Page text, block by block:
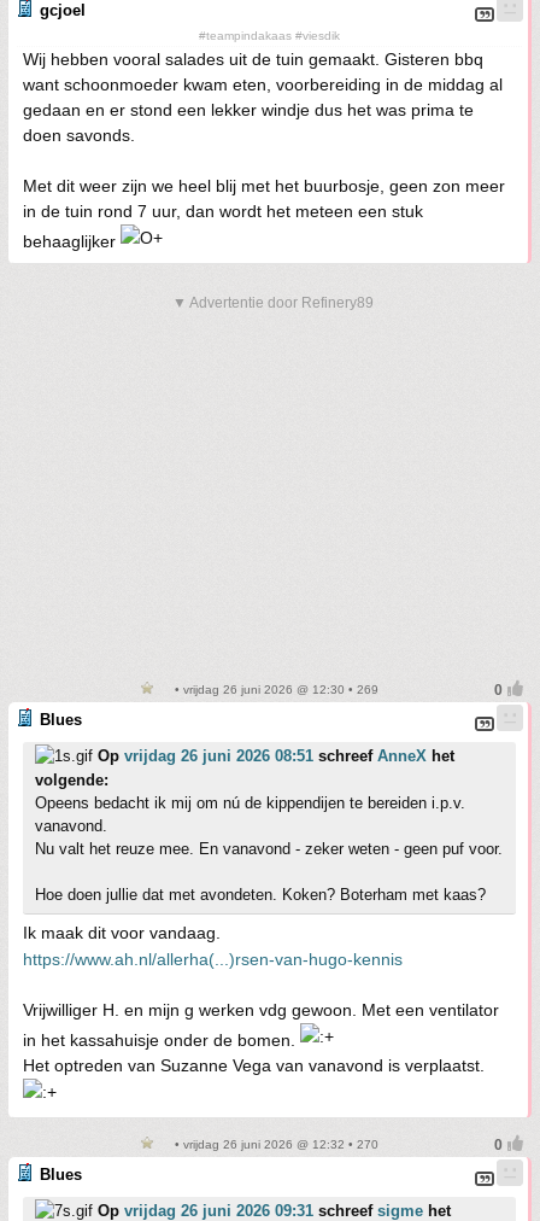
gcjoel
#teampindakaas #viesdik
Wij hebben vooral salades uit de tuin gemaakt. Gisteren bbq
want schoonmoeder kwam eten, voorbereiding in de middag al
gedaan en er stond een lekker windje dus het was prima te
doen savonds.
Met dit weer zijn we heel blij met het buurbosje, geen zon meer
in de tuin rond 7 uur, dan wordt het meteen een stuk
behaaglijker
▼ Advertentie door Refinery89
• vrijdag 26 juni 2026 @ 12:30 • 269
Blues
Op vrijdag 26 juni 2026 08:51 schreef AnneX het
volgende:
Opeens bedacht ik mij om nú de kippendijen te bereiden i.p.v.
vanavond.
Nu valt het reuze mee. En vanavond - zeker weten - geen puf voor.
Hoe doen jullie dat met avondeten. Koken? Boterham met kaas?
Ik maak dit voor vandaag.
https://www.ah.nl/allerha(...)rsen-van-hugo-kennis
Vrijwilliger H. en mijn g werken vdg gewoon. Met een ventilator
in het kassahuisje onder de bomen.
Het optreden van Suzanne Vega van vanavond is verplaatst.
• vrijdag 26 juni 2026 @ 12:32 • 270
Blues
Op vrijdag 26 juni 2026 09:31 schreef sigme het